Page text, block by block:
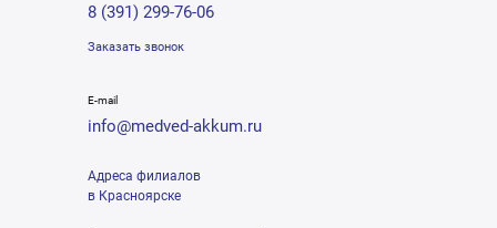
8 (391) 299-76-06
Заказать звонок
E-mail
info@medved-akkum.ru
Адреса филиалов
в Красноярске